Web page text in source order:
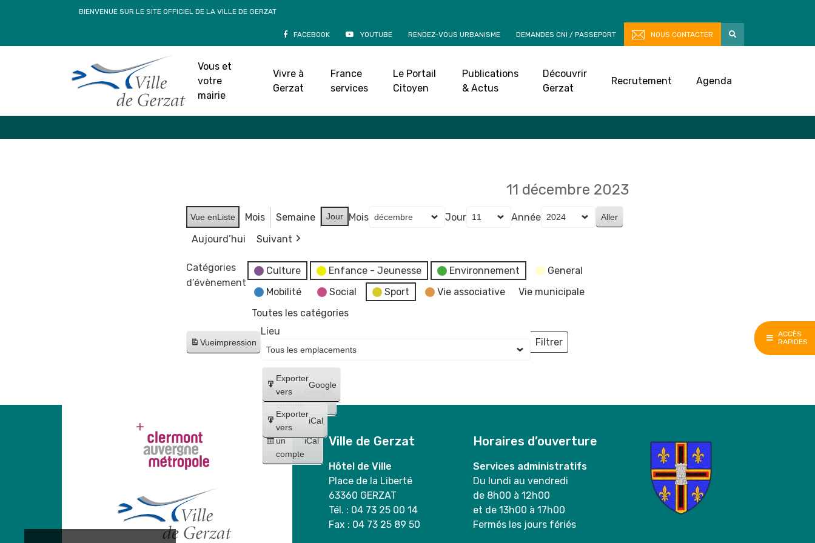
ACCÈS
RAPIDES
BIENVENUE SUR LE SITE OFFICIEL DE LA VILLE DE GERZAT
FACEBOOK YOUTUBE RENDEZ-VOUS URBANISME DEMANDES CNI / PASSEPORT NOUS CONTACTER
Vous et
votre
mairie
Vivre à
Gerzat
France
services
Le Portail
Citoyen
Publications
& Actus
Découvrir
Gerzat
Recrutement Agenda
Accueil»Agenda
11 décembre 2023
Vue enListe Mois Semaine Jour Mois Jour
Année
Aujourd’hui
Suivant
Catégories
d’évènement
Culture Enfance - Jeunesse Environnement
General
Mobilité
Social Sport Vie associative
Vie municipale
Toutes les catégories
Vueimpression
Créer
un
compte
Google
Créer
un
compte
iCal
Exporter
vers
Google
Exporter
vers
iCal
Lieu
Filtrer
Lieux
Ville de Gerzat
Hôtel de Ville
Place de la Liberté
63360 GERZAT
Tél. : 04 73 25 00 14
Fax : 04 73 25 89 50
Horaires d’ouverture
Services administratifs
Du lundi au vendredi
de 8h00 à 12h00
et de 13h00 à 17h00
Fermés les jours fériés